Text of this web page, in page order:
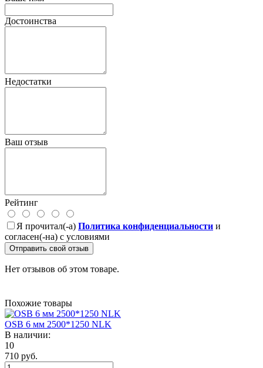
Достоинства
Недостатки
Ваш отзыв
Рейтинг
Я прочитал(-а) Политика конфиденциальности и
согласен(-на) с условиями
Отправить свой отзыв
Нет отзывов об этом товаре.
Похожие товары
OSB 6 мм 2500*1250 NLK
В наличии:
10
710 руб.